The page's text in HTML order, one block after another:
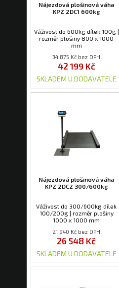
Nájezdová plošinová váha
KPZ 2DC1 600kg
Váživost do 600kg dílek 100g |
rozměr plošiny 800 x 1000
mm
34 875 Kč bez DPH
42 199 Kč
SKLADEM U DODAVATELE
Nájezdová plošinová váha
KPZ 2DC2 300/600kg
Váživost do 300/600kg dílek
100/200g | rozměr plošiny
1000 x 1000 mm
21 940 Kč bez DPH
26 548 Kč
SKLADEM U DODAVATELE